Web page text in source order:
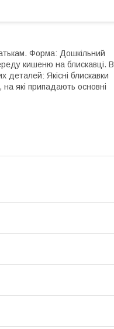
Форма: Дошкільний
кишеню на блискавці. В
деталей: Якісні блискавки
які припадають основні